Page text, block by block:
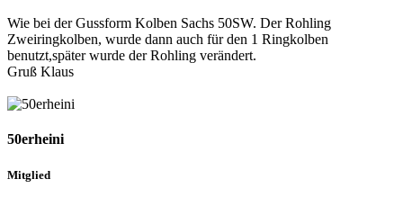
Wie bei der Gussform Kolben Sachs 50SW. Der Rohling
Zweiringkolben, wurde dann auch für den 1 Ringkolben
benutzt,später wurde der Rohling verändert.
Gruß Klaus
50erheini
Mitglied